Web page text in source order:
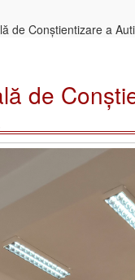
de Conștientizare a
de